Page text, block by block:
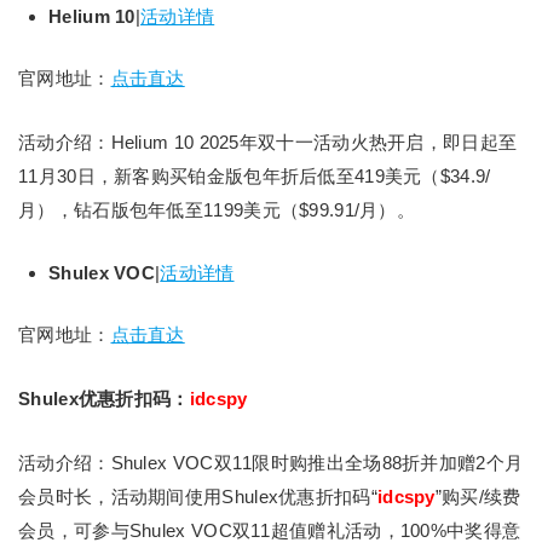
Helium 10|活动详情
官网地址： 点击直达
活动介绍：Helium 10 2025年双十一活动火热开启，即日起至
11月30日，新客购买铂金版包年折后低至419美元（$34.9/
月），钻石版包年低至1199美元（$99.91/月）。
Shulex VOC|活动详情
官网地址： 点击直达
Shulex优惠折扣码： idcspy
活动介绍：Shulex VOC双11限时购推出全场88折并加赠2个月
会员时长，活动期间使用Shulex优惠折扣码“idcspy”购买/续费
会员，可参与Shulex VOC双11超值赠礼活动，100%中奖得意